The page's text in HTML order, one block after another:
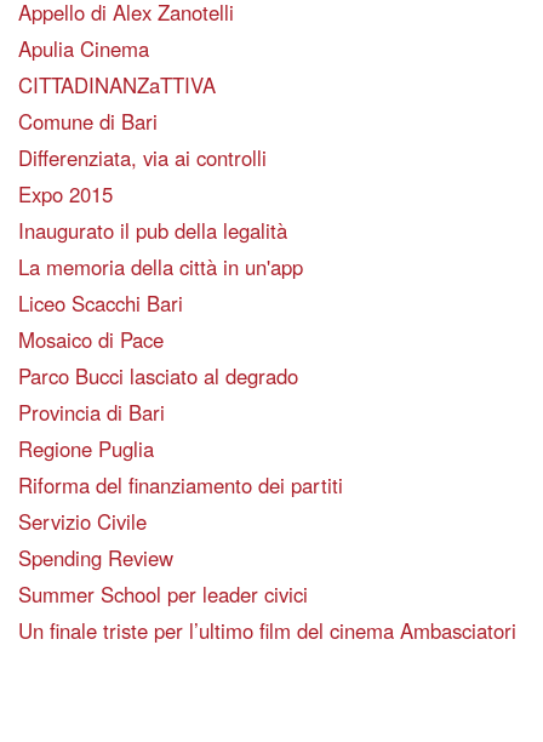
Appello di Alex Zanotelli
Apulia Cinema
CITTADINANZaTTIVA
Comune di Bari
Differenziata, via ai controlli
Expo 2015
Inaugurato il pub della legalità
La memoria della città in un'app
Liceo Scacchi Bari
Mosaico di Pace
Parco Bucci lasciato al degrado
Provincia di Bari
Regione Puglia
Riforma del finanziamento dei partiti
Servizio Civile
Spending Review
Summer School per leader civici
Un finale triste per l’ultimo film del cinema Ambasciatori